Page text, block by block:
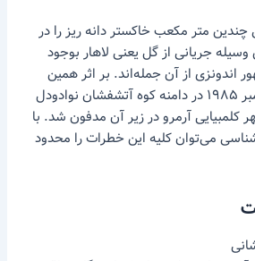
متر مکعب خاکستر دانه ریز را در
جریانی از گل یعنی لاهار بوجود
اندونزی از آن جمله‌اند. بر اثر همین
جریان گل که در ۱۳ نوامبر ۱۹۸۵ در دامنه کوه آتشفشان نوادودل
کلمبیایی آرمرو در زیر آن مدفون شد. با
می‌توان کلیه این خطرات را محدود